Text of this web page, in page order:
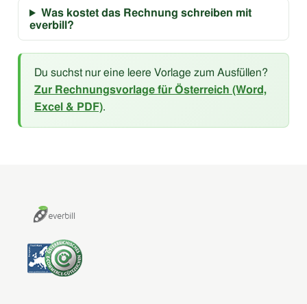
Was kostet das Rechnung schreiben mit
everbill?
Du suchst nur eine leere Vorlage zum Ausfüllen?
Zur Rechnungsvorlage für Österreich (Word,
Excel & PDF).